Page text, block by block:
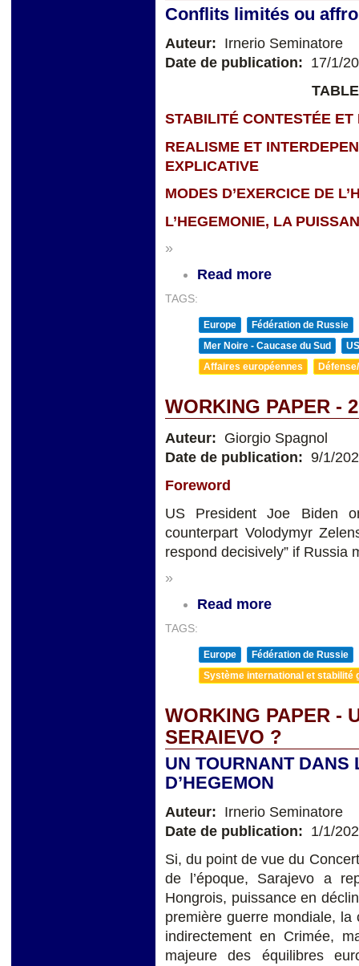
Conflits limités ou
Auteur: Irnerio Seminatore
Date de publication: 17/1/
STABILITÉ CONTESTÉE ET
REALISME ET
EXPLICATIVE
MODES D’EXERCICE DE
L’HEGEMONIE, LA
»
Read more
TAGS:
Europe
Fédération de Russie
Mer Noire - Caucase du Sud
Affaires européennes
WORKING PAPER -
Auteur: Giorgio Spagnol
Date de publication: 9/1/
Foreword
US President Joe Biden
counterpart Volodymyr
respond decisively” if Russia
»
Read more
TAGS:
Europe
Fédération de Russie
Système international et stabilité
WORKING PAPER -
SERAIEVO ?
UN TOURNANT DANS
D’HEGEMON
Auteur: Irnerio Seminatore
Date de publication: 1/1/
Si, du point de vue du
de l’époque, Sarajevo a
Hongrois, puissance en
première guerre mondiale,
indirectement en Crimée,
majeure des équilibres